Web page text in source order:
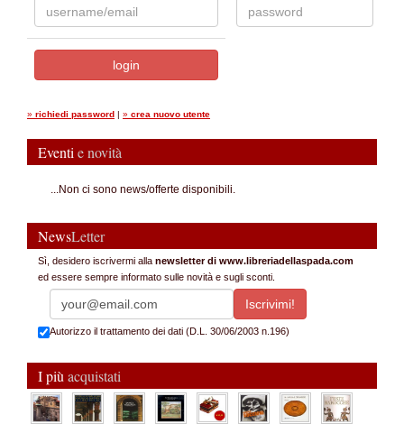
» richiedi password | » crea nuovo utente
Eventi e novità
...Non ci sono news/offerte disponibili.
NewsLetter
Sì, desidero iscrivermi alla newsletter di www.libreriadellaspada.com
ed essere sempre informato sulle novità e sugli sconti.
Autorizzo il trattamento dei dati (D.L. 30/06/2003 n.196)
I più acquistati